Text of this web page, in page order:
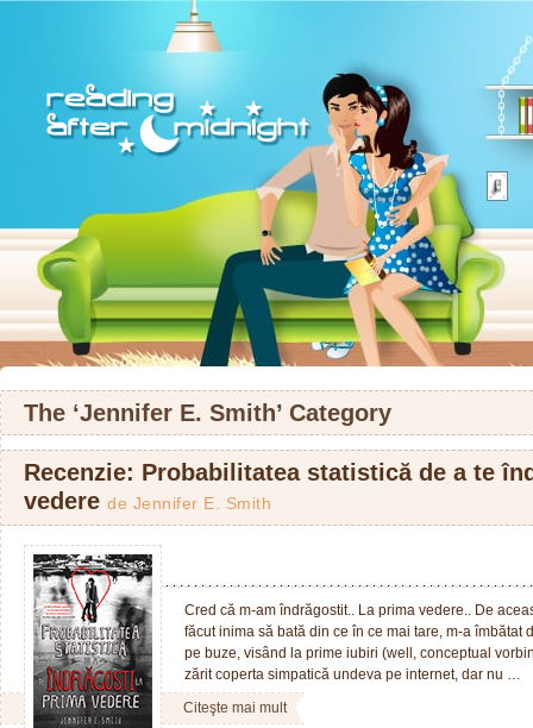
The ‘Jennifer E. Smith’ Category
Recenzie: Probabilitatea statistică de a te
vedere de Jennifer E. Smith
Cred că m-am îndrăgostit.. La prima vedere.. De
făcut inima să bată din ce în ce mai tare, m-a îmbătat
pe buze, visând la prime iubiri (well, conceptual
zărit coperta simpatică undeva pe internet, dar nu …
Citeşte mai mult